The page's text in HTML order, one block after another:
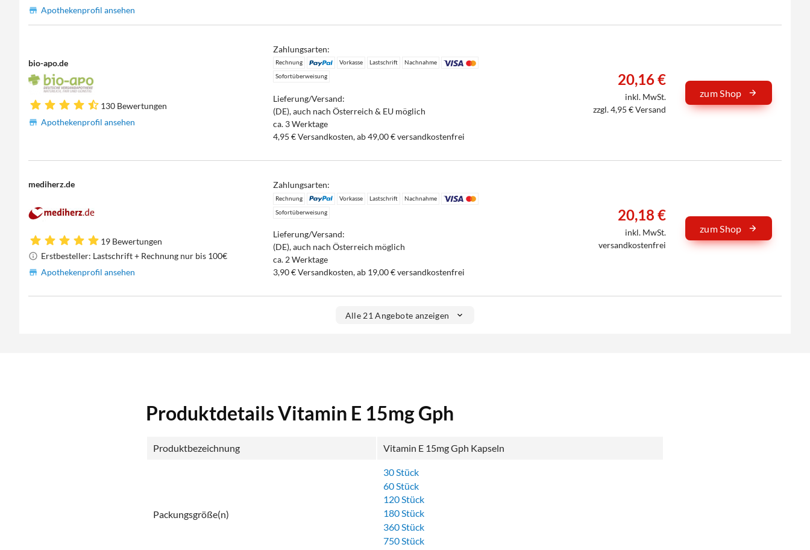
Apothekenprofil ansehen
bio-apo.de
130 Bewertungen
Apothekenprofil ansehen
Zahlungsarten:
Rechnung Vorkasse Lastschrift
Nachnahme
Sofortüberweisung
Lieferung/Versand:
(DE), auch nach Österreich & EU möglich
ca. 3 Werktage
4,95 € Versandkosten, ab 49,00 € versandkostenfrei
20,16 €
inkl. MwSt.
zzgl. 4,95 € Versand
zum Shop
mediherz.de
19 Bewertungen
Erstbesteller: Lastschrift + Rechnung nur bis 100€
Apothekenprofil ansehen
Zahlungsarten:
Rechnung Vorkasse Lastschrift
Nachnahme
Sofortüberweisung
Lieferung/Versand:
(DE), auch nach Österreich möglich
ca. 2 Werktage
3,90 € Versandkosten, ab 19,00 € versandkostenfrei
20,18 €
inkl. MwSt.
versandkostenfrei
zum Shop
Alle 21 Angebote anzeigen
Produktdetails Vitamin E 15mg Gph
Produktbezeichnung Vitamin E 15mg Gph Kapseln
Packungsgröße(n)
30 Stück
60 Stück
120 Stück
180 Stück
360 Stück
750 Stück